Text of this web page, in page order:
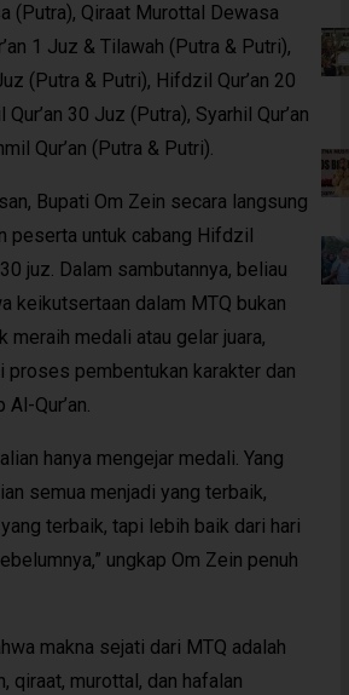
(Putra), Qiraat Murottal Dewasa
1 Juz & Tilawah (Putra & Putri),
(Putra & Putri), Hifdzil Qur’an 20
30 Juz (Putra), Syarhil Qur’an
Qur’an (Putra & Putri).
Bupati Om Zein secara langsung
peserta untuk cabang Hifdzil
30 juz. Dalam sambutannya, beliau
keikutsertaan dalam MTQ bukan
meraih medali atau gelar juara,
proses pembentukan karakter dan
Qur’an.
hanya mengejar medali. Yang
semua menjadi yang terbaik,
terbaik, tapi lebih baik dari hari
ungkap Om Zein penuh
makna sejati dari MTQ adalah
qiraat, murottal, dan hafalan